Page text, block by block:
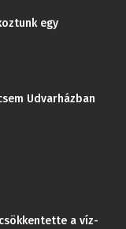
egy
Udvarházban
a víz-